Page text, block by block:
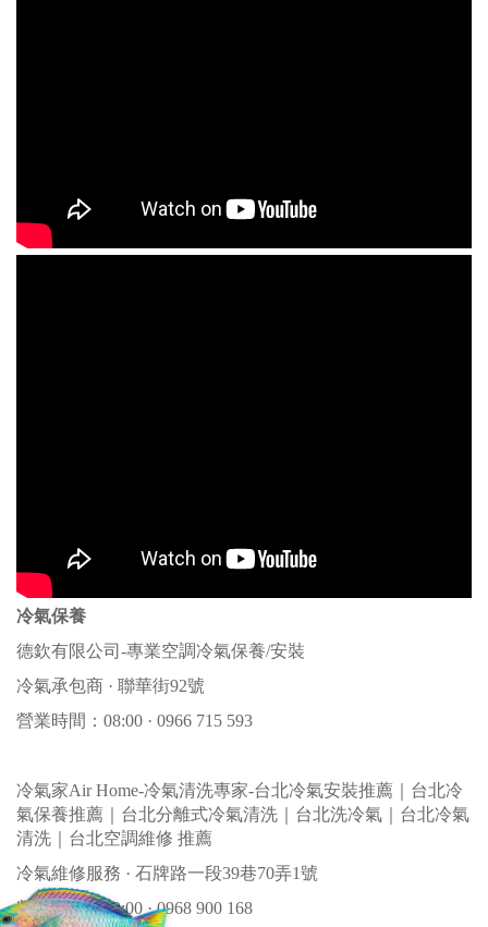
冷氣保養
德欽有限公司-專業空調冷氣保養/安裝
冷氣承包商 · 聯華街92號
營業時間：08:00 · 0966 715 593
冷氣家Air Home-冷氣清洗專家-台北冷氣安裝推薦｜台北冷
氣保養推薦｜台北分離式冷氣清洗｜台北洗冷氣｜台北冷氣
清洗｜台北空調維修 推薦
冷氣維修服務 · 石牌路一段39巷70弄1號
營業時間：10:00 · 0968 900 168